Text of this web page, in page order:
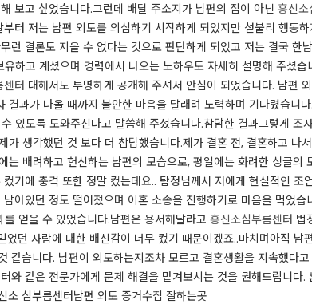
보고 싶었습니다.​그런데 배달 주소지가 남편의 집이 아닌 흥신
터 저는 남편 외도를 의심하기 시작하게 되었지만 섣불리 행동
런 결론도 지을 수 없다는 것으로 판단하게 되었고 저는 결국 한
하고 계셨으며 경력에서 나오는 노하우도 자세히 설명해 주셨습
센터 대해서도 투명하게 공개해 주셔서 안심이 되었습니다. 남편
과가 나올 때까지 불안한 마음을 달래려 노력하며 기다렸습니
있도록 도와주신다고 말씀해 주셨습니다.참담한 결과그렇게 조
생각했던 것 보다 더 참담했습니다.​제가 결혼 전, 결혼하고 나
는 배려하고 헌신하는 남편의 모습으로, 평일에는 화려한 싱글의
기에 충격 또한 정말 컸는데요.. 탐정님께서 저에게 현실적인 조
아있던 정도 떨어졌으며 이혼 소송을 진행하기로 마음을 먹었습
얻을 수 있었습니다.​남편은 용서해달라고 흥신소심부름센터 법
던 사람에 대한 배신감이 너무 컸기 때문이겠죠..마치며아직 남
습니다. ​남편이 외도하는지조차 모르고 결혼생활을 지속했다
와 같은 전문가에게 문제 해결을 맡겨보시는 것을 권해드립니다.
소 심부름센터남편 외도 증거수집 잘하는곳